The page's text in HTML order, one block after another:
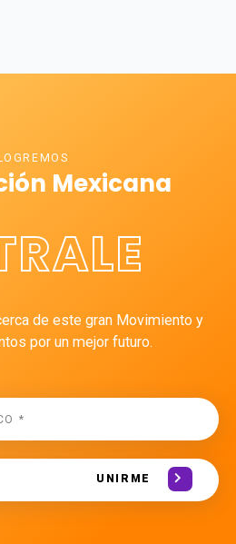
LOGREMOS
Mexicana
de este gran Movimiento y
por un mejor futuro.
UNIRME